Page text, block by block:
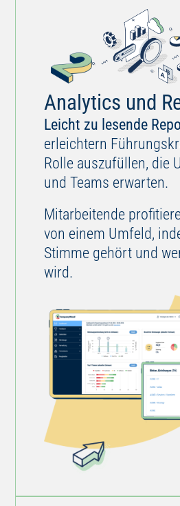
Analytics und
Leicht zu lesende
erleichtern
Rolle auszufüllen, die
und Teams erwarten.
Mitarbeitende
von einem Umfeld,
Stimme gehört und
wird.